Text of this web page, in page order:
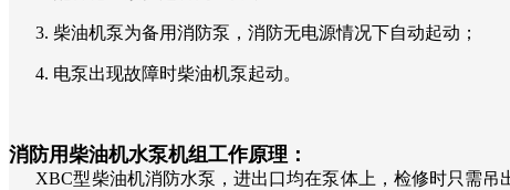
3. 柴油机泵为备用消防泵，消防无电源情况下自动起动；
4. 电泵出现故障时柴油机泵起动。
消防用柴油机水泵机组工作原理：
XBC型柴油机消防水泵，进出口均在泵体上，检修时只需吊